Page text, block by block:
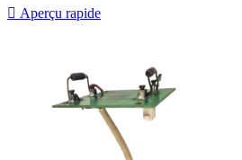
 Aperçu rapide